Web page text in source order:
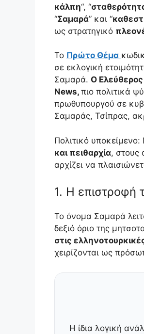
κάλπη“, “
“Σαμαρά” και “
ως στρατηγικό
Το Πρώτο Θέμα
σε εκλογική
Σαμαρά. Ο
News, πιο πολιτικά
πρωθυπουργού σε
Σαμαράς, Τσίπρας,
Πολιτικό
και πειθαρχία, στους
αρχίζει να
1. Η επιστροφή
Το όνομα Σαμαρά
δεξιό όριο της
στις
χειρίζονται ως
Η ίδια λογική